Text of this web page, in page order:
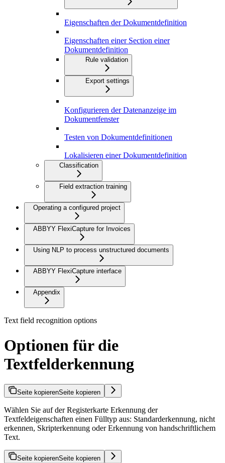
Eigenschaften der Dokumentdefinition
Eigenschaften einer Section einer
Dokumentdefinition
Rule validation
Export settings
Konfigurieren der Datenanzeige im
Dokumentfenster
Testen von Dokumentdefinitionen
Lokalisieren einer Dokumentdefinition
Classification
Field extraction training
Operating a configured project
ABBYY FlexiCapture for Invoices
Using NLP to process unstructured documents
ABBYY FlexiCapture interface
Appendix
Text field recognition options
Optionen für die
Textfelderkennung
Seite kopierenSeite kopieren
Wählen Sie auf der Registerkarte Erkennung der
Textfeldeigenschaften einen Fülltyp aus: Standarderkennung, nicht
erkennen, Skripterkennung oder Erkennung von handschriftlichem
Text.
Seite kopierenSeite kopieren